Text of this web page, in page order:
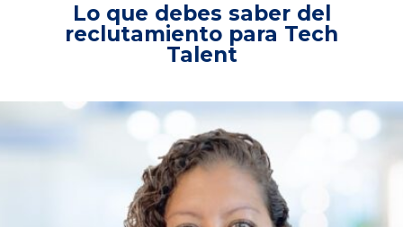
Lo que debes saber del
reclutamiento para Tech
Talent